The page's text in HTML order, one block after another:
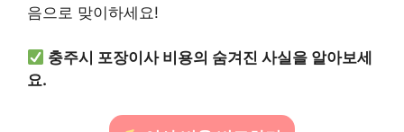
음으로 맞이하세요!
충주시 포장이사 비용의 숨겨진 사실을 알아보세
요.